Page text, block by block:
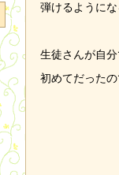
弾けるように
生徒さんが自
初めてだった